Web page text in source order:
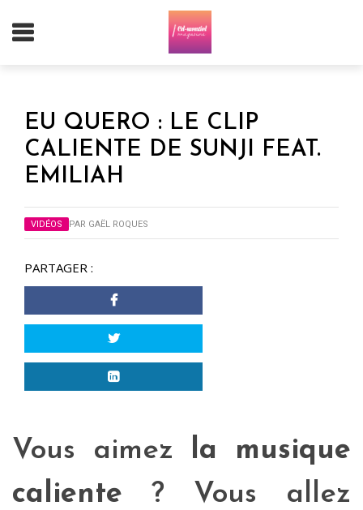
EU QUERO : LE CLIP
CALIENTE DE SUNJI FEAT.
EMILIAH
VIDÉOS PAR GAËL ROQUES
PARTAGER :
Vous aimez la musique
caliente ? Vous allez